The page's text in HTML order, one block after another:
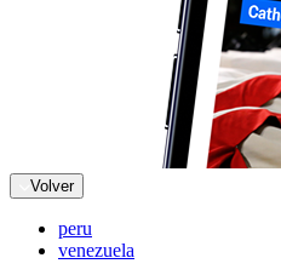
Volver
peru
venezuela